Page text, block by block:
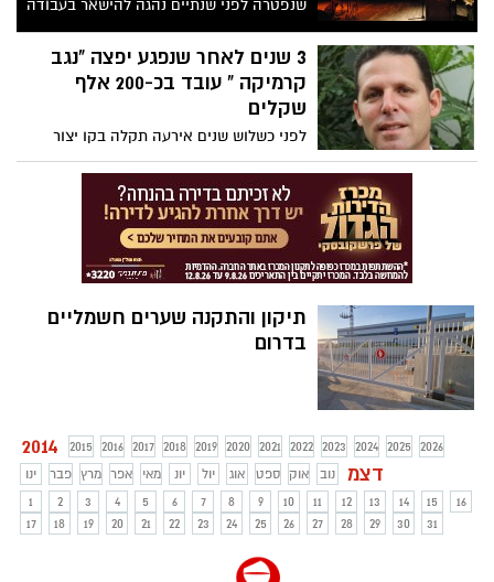
שנפטרה לפני שנתיים נהגה להישאר בעבודה
עד מאוחר וליזום פרויקטים קהילתיים
מקוריים לטובת המטופלים * משפחתה
החליטה להנציח את פועלה דרך פרס העובד
הסוציאלי היזם * השנה זכתה בפרס העובדת
הסוציאלית תכלת גונר על הפעלת התוכנית
"עסק משלך"
3 שנים לאחר שנפגע יפצה "נגב
קרמיקה " עובד בכ-200 אלף
שקלים
לפני כשלוש שנים אירעה תקלה בקו יצור
האריחים במפעל החברה בירוחם. בעקבות
התקלה התבקש הצעיר להרים אריחים רבים
מבלי שקיבל חגורת הרמה או סיוע מתאים.
לאחר כ-30 דקות של עבודה הרגיש כאב חד
בגבו שהוביל לפגיעה בעמוד השדרה.
באמצעות עו"ד איל כהן קיבל לאחרונה הצעיר
תיקון והתקנה שערים חשמליים
בדרום
2014 2015 2016 2017 2018 2019 2020 2021 2022 2023 2024 2025
2026
ינו
פבר מרץ אפר מאי יונ יול אוג ספט אוק נוב דצמ
1 2 3 4 5 6 7 8 9 10 11 12 13 14 15
16
17
18 19 20 21 22 23 24 25 26 27 28 29 30 31